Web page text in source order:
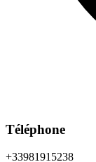
Téléphone
+33981915238